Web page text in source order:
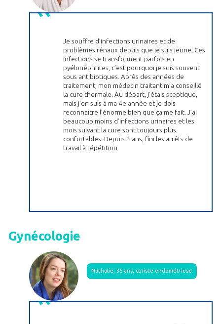
Je souffre d’infections urinaires et de
problèmes rénaux depuis que je suis jeune. Ces
infections se transforment parfois en
pyélonéphrites, c’est pourquoi je suis souvent
sous antibiotiques. Après des années de
traitement, mon médecin traitant m’a conseillé
la cure thermale. Au départ, j’étais sceptique,
mais j’en suis à ma 4e année et je dois
reconnaître l’énorme bien que ça me fait. J’ai
beaucoup moins d’infections urinaires et les
mois suivant la cure sont toujours plus
confortables. Depuis 2 ans, fini les arrêts de
travail à répétition.
Gynécologie
Nathalie, 35 ans, curiste endométriose